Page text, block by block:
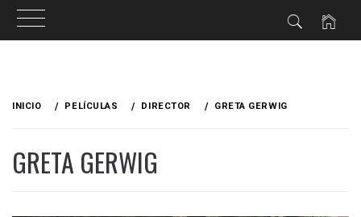
INICIO PELÍCULAS DIRECTOR GRETA GERWIG
GRETA GERWIG